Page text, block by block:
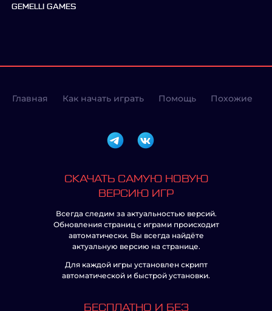
GEMELLI GAMES
Главная Как начать играть Помощь Похожие
СКАЧАТЬ САМУЮ НОВУЮ
ВЕРСИЮ ИГР
Всегда следим за актуальностью версий.
Обновления страниц с играми происходит
автоматически. Вы всегда найдёте
актуальную версию на странице.
Для каждой игры установлен скрипт
автоматической и быстрой установки.
БЕСПЛАТНО И БЕЗ